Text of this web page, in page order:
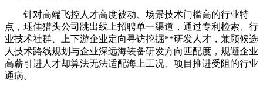
针对高端飞控人才高度被动、场景技术门槛高的行业特
点，珏佳猎头公司跳出线上招聘单一渠道，通过专利检索、行
业技术社群、上下游企业定向寻访挖掘**研发人才，兼顾候选
人技术路线规划与企业深远海装备研发方向匹配度，规避企业
高薪引进人才却算法无法适配海上工况、项目推进受阻的行业
通病。